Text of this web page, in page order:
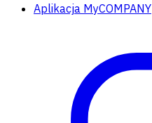
Aplikacja MyCOMPANY